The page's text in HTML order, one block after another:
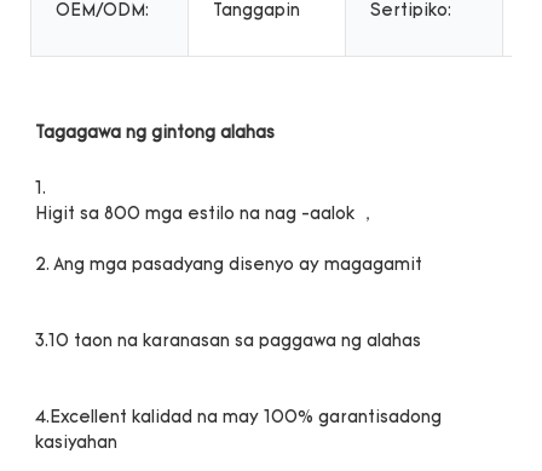
OEM/ODM: Tanggapin Sertipiko:
4.Excellent kalidad na may 100% garantisadong